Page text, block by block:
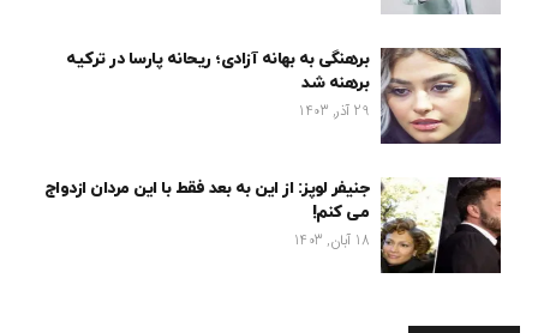
برهنگی به بهانه آزادی؛ ریحانه پارسا در ترکیه
برهنه شد
29 آذر, 1403
جنیفر لوپز: از این به بعد فقط با این مردان ازدواج
می کنم!
18 آبان, 1403